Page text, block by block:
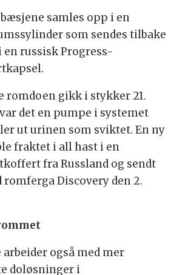
samles opp i en
som sendes tilbake
russisk Progress-
romdoen gikk i stykker 21.
det en pumpe i systemet
ut urinen som sviktet. En ny
fraktet i all hast i en
fra Russland og sendt
romferga Discovery den 2.
arbeider også med mer
doløsninger i